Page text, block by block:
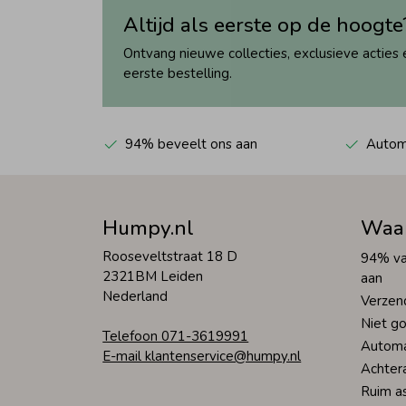
Altijd als eerste op de
Ontvang nieuwe collecties, exclusieve
eerste bestelling.
94% beveelt ons aan
Humpy.nl
Rooseveltstraat 18 D
2321BM Leiden
Nederland
Telefoon 071-3619991
E-mail klantenservice@humpy.nl
94%
aan
Niet
Ruim